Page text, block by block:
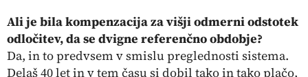
Ali je bila kompenzacija za višji odmerni odstotek
odločitev, da se dvigne referenčno obdobje?
Da, in to predvsem v smislu preglednosti sistema.
Delaš 40 let in v tem času si dobil tako in tako plačo,